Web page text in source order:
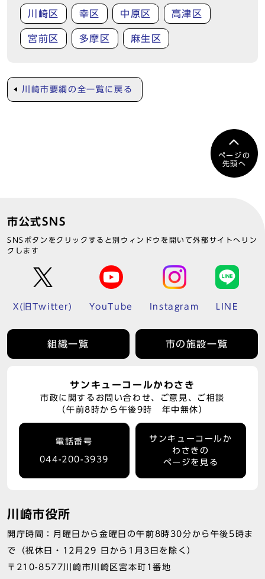
川崎区 幸区 中原区 高津区
宮前区 多摩区 麻生区
川崎市要綱の全一覧に戻る
ページの
先頭へ
市公式SNS
SNSボタンをクリックすると別ウィンドウを開いて外部サイトへリン
クします
X(旧Twitter) YouTube Instagram LINE
組織一覧 市の施設一覧
サンキューコールかわさき
市政に関するお問い合わせ、ご意見、ご相談
（午前8時から午後9時 年中無休）
電話番号
044-200-3939
サンキューコールか
わさきの
ページを見る
川崎市役所
開庁時間：月曜日から金曜日の午前8時30分から午後5時ま
で（祝休日・12月29 日から1月3日を除く）
〒210-8577川崎市川崎区宮本町1番地